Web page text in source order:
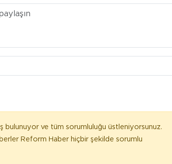
bulunuyor ve tüm sorumluluğu üstleniyorsunuz.
Reform Haber hiçbir şekilde sorumlu